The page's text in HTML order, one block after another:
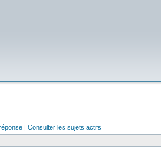
| Consulter les sujets actifs